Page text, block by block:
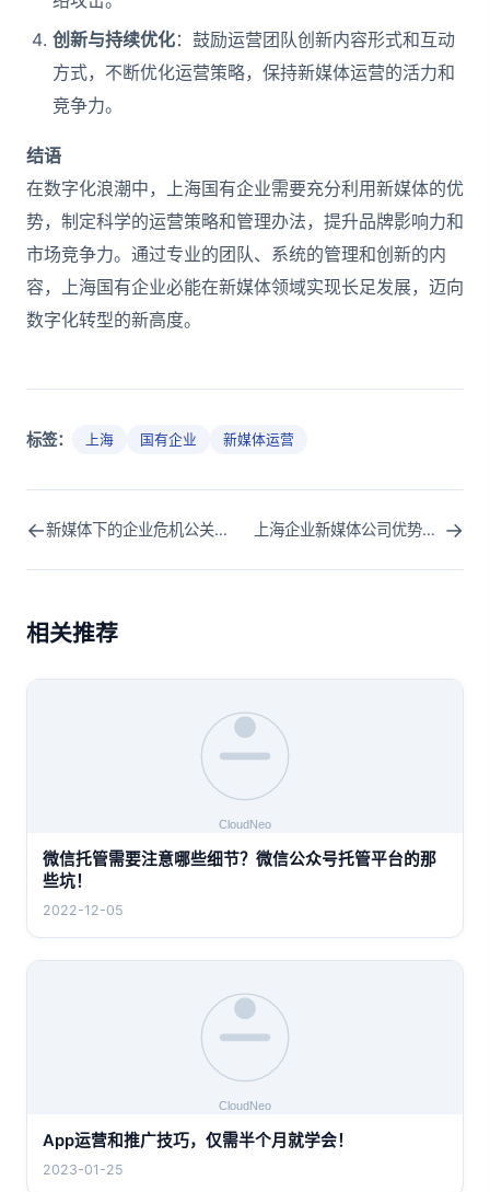
创新与持续优化：鼓励运营团队创新内容形式和互动
方式，不断优化运营策略，保持新媒体运营的活力和
竞争力。
结语
在数字化浪潮中，上海国有企业需要充分利用新媒体的优
势，制定科学的运营策略和管理办法，提升品牌影响力和
市场竞争力。通过专业的团队、系统的管理和创新的内
容，上海国有企业必能在新媒体领域实现长足发展，迈向
数字化转型的新高度。
标签： 上海 国有企业 新媒体运营
← 新媒体下的企业危机公关是什么意思？企业要如何选择？ 上海企业新媒体公司优势有哪些？ 有什么合作方案 →
相关推荐
微信托管需要注意哪些细节？微信公众号托管平台的那
些坑！
2022-12-05
App运营和推广技巧，仅需半个月就学会！
2023-01-25